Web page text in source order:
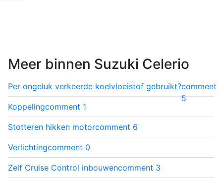
Meer binnen Suzuki Celerio
Per ongeluk verkeerde koelvloeistof gebruikt?comment
5
Koppelingcomment 1
Stotteren hikken motorcomment 6
Verlichtingcomment 0
Zelf Cruise Control inbouwencomment 3